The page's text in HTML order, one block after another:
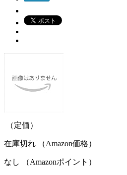
（定価）
在庫切れ （Amazon価格）
なし （Amazonポイント）